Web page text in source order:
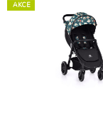
(cm) M(cm)
obvod 36 38
od pasu ke
20,5 22 23
20 22 24 26
AKCE